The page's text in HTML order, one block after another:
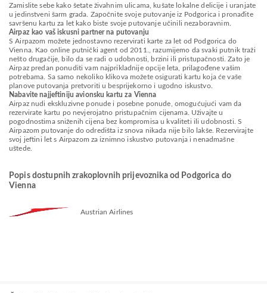
Zamislite sebe kako šetate živahnim ulicama, kušate lokalne delicije i uranjate
u jedinstveni šarm grada. Započnite svoje putovanje iz Podgorica i pronađite
savršenu kartu za let kako biste svoje putovanje učinili nezaboravnim.
Airpaz kao vaš iskusni partner na putovanju
S Airpazom možete jednostavno rezervirati karte za let od Podgorica do
Vienna. Kao online putnički agent od 2011., razumijemo da svaki putnik traži
nešto drugačije, bilo da se radi o udobnosti, brzini ili pristupačnosti. Zato je
Airpaz predan ponuditi vam najprikladnije opcije leta, prilagođene vašim
potrebama. Sa samo nekoliko klikova možete osigurati kartu koja će vaše
planove putovanja pretvoriti u besprijekorno i ugodno iskustvo.
Nabavite najjeftiniju avionsku kartu za Vienna
Airpaz nudi ekskluzivne ponude i posebne ponude, omogućujući vam da
rezervirate kartu po nevjerojatno pristupačnim cijenama. Uživajte u
pogodnostima sniženih cijena bez kompromisa u kvaliteti ili udobnosti. S
Airpazom putovanje do odredišta iz snova nikada nije bilo lakše. Rezervirajte
svoj jeftini let s Airpazom za iznimno iskustvo putovanja i nenadmašne
uštede.
Popis dostupnih zrakoplovnih prijevoznika od Podgorica do
Vienna
Austrian Airlines